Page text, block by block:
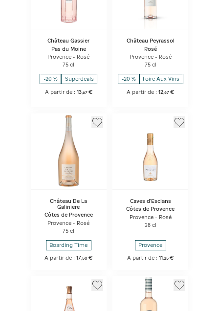
Château Gassier
Pas du Moine
Provence - Rosé
75 cl
-20 % Superdeals
A partir de : 13, 67 €
Château Peyrassol
Rosé
Provence - Rosé
75 cl
-20 % Foire Aux Vins
A partir de :12 ,67 €
Château De La
Galiniere
Côtes de Provence
Provence - Rosé
75 cl
Boarding Time
A partir de :17,50 €
Caves d’Esclans
Côtes de Provence
Provence - Rosé
38 cl
Provence
A partir de :11,25 €